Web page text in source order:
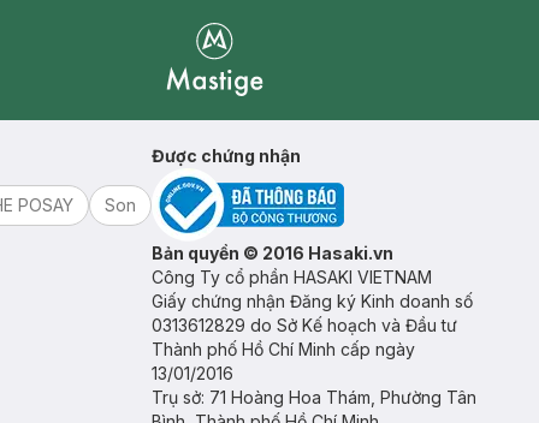
POSAY
Son
Được chứng nhận
Bản quyền © 2016 Hasaki.vn
Công Ty cổ phần HASAKI VIETNAM
Giấy chứng nhận Đăng ký Kinh doanh số
0313612829 do Sở Kế hoạch và Đầu tư
Thành phố Hồ Chí Minh cấp ngày
13/01/2016
Trụ sở: 71 Hoàng Hoa Thám, Phường Tân